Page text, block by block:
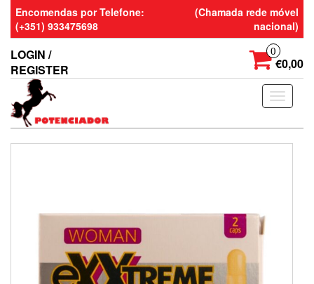
Skip
the
content
Encomendas por Telefone:
(+351) 933475698
(Chamada rede móvel
nacional)
LOGIN /
REGISTER
0
€0,00
Toggle